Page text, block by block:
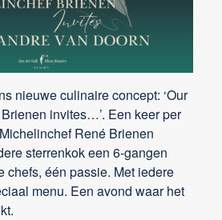
nieuwe culinaire concept: ‘Our
invites…’. Een keer per
René Brienen
sterrenkok een 6-gangen
chefs, één passie. Met iedere
menu. Een avond waar het